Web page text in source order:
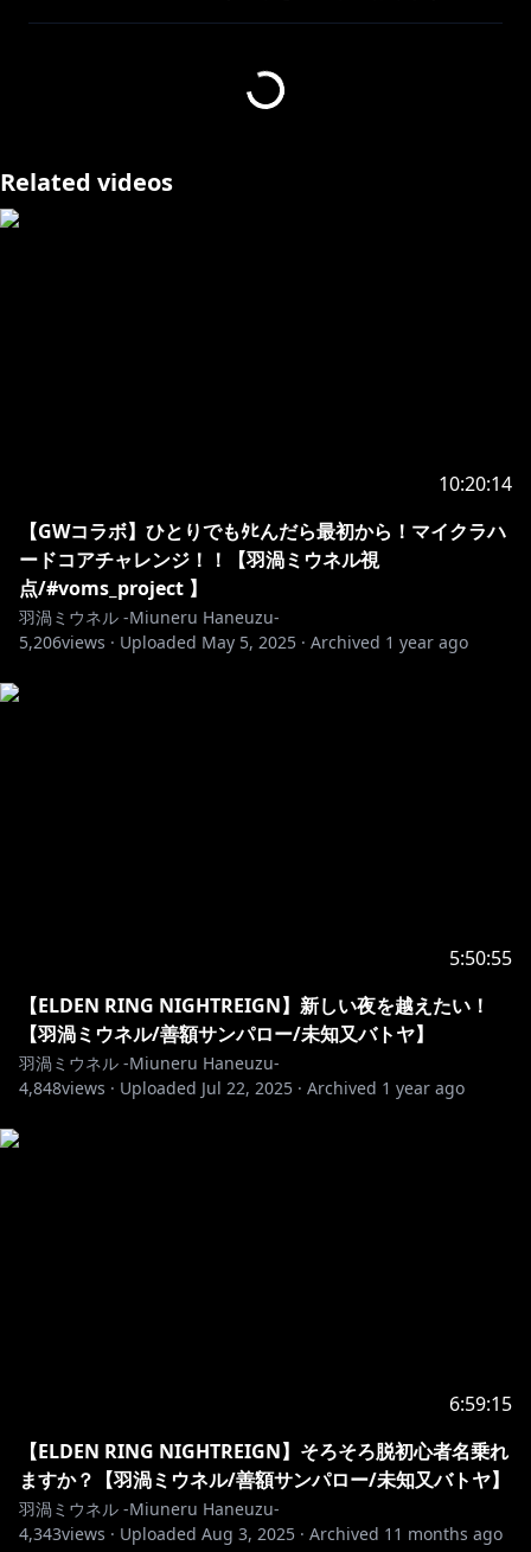
Steamページ
list=PLC0194KMxFn3gABBfE9IAd87WbfoVXLzQ
https://www.youtube.com/channel/UCE5VgVGRPfNC
jXPeTe1QJHA/join
・オリジナルのスタンプが使えるよ！
°˖✧ いつもの姿 ✧˖°
Illust&Live2D✿https://twitter.com/GYARI_
°˖✧ 異世界の姿 ✧˖°
Related videos
10:20:14
【GWコラボ】ひとりでもﾀﾋんだら最初から！マイクラハ
ードコアチャレンジ！！【羽渦ミウネル視
点/#voms_project 】
羽渦ミウネル -Miuneru Haneuzu-
5,206views · Uploaded May 5, 2025 · Archived 1 year ago
5:50:55
【ELDEN RING NIGHTREIGN】新しい夜を越えたい！
【羽渦ミウネル/善額サンパロー/未知又バトヤ】
羽渦ミウネル -Miuneru Haneuzu-
4,848views · Uploaded Jul 22, 2025 · Archived 1 year ago
6:59:15
【ELDEN RING NIGHTREIGN】そろそろ脱初心者名乗れ
ますか？【羽渦ミウネル/善額サンパロー/未知又バトヤ】
羽渦ミウネル -Miuneru Haneuzu-
4,343views · Uploaded Aug 3, 2025 · Archived 11 months ago